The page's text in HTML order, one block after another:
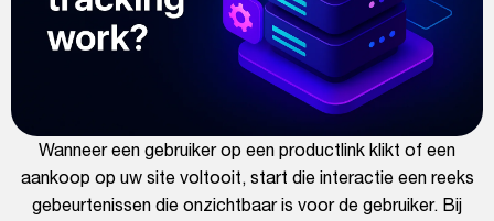
Wanneer een gebruiker op een productlink klikt of een
aankoop op uw site voltooit, start die interactie een reeks
gebeurtenissen die onzichtbaar is voor de gebruiker. Bij